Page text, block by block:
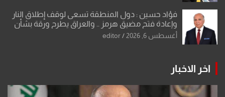
فؤاد حسين : دول المنطقة تسعى لوقف إطلاق النار
وإعادة فتح مضيق هرمز .. والعراق يطرح ورقة بشأن
تحولات القدس
أغسطس 6, 2026 editor
اخر الاخبار